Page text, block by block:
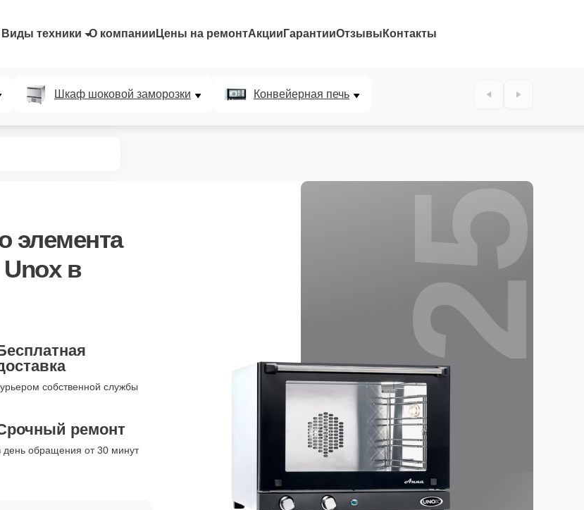
Виды техники О компании Цены на ремонтАкции ГарантииОтзывы Контакты
Шкаф шоковой заморозки Конвейерная печь
элемента
в
собственной службы
ремонт
день обращения от 30 минут
25%